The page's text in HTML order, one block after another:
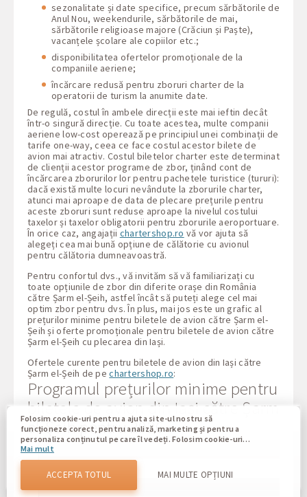
sezonalitate și date specifice, precum sărbătorile de
Anul Nou, weekendurile, sărbătorile de mai,
sărbătorile religioase majore (Crăciun și Paște),
vacanțele școlare ale copiilor etc.;
disponibilitatea ofertelor promoționale de la
companiile aeriene;
încărcare redusă pentru zboruri charter de la
operatorii de turism la anumite date.
De regulă, costul în ambele direcții este mai ieftin decât
într-o singură direcție. Cu toate acestea, multe companii
aeriene low-cost operează pe principiul unei combinații de
tarife one-way, ceea ce face costul acestor bilete de
avion mai atractiv. Costul biletelor charter este determinat
de clienții acestor programe de zbor, ținând cont de
încărcarea zborurilor lor pentru pachetele turistice (tururi):
dacă există multe locuri nevândute la zborurile charter,
atunci mai aproape de data de plecare prețurile pentru
aceste zboruri sunt reduse aproape la nivelul costului
taxelor și taxelor obligatorii pentru zborurile aeroportuare.
În orice caz, angajații chartershop.ro vă vor ajuta să
alegeți cea mai bună opțiune de călătorie cu avionul
pentru călătoria dumneavoastră.
Pentru confortul dvs., vă invităm să vă familiarizați cu
toate opțiunile de zbor din diferite orașe din România
către Șarm el-Șeih, astfel încât să puteți alege cel mai
optim zbor pentru dvs. În plus, mai jos este un grafic al
prețurilor minime pentru biletele de avion către Șarm el-
Șeih și oferte promoționale pentru biletele de avion către
Șarm el-Șeih cu plecarea din Iași.
Ofertele curente pentru biletele de avion din Iași către
Șarm el-Șeih de pechartershop.ro:
Programul prețurilor minime pentru
biletele de avion din Iași către Șarm
el-Șeih pentru 2026
Folosim cookie-uri pentru a ajuta site-ul nostru să
funcționeze corect, pentru analiză, marketing și pentru a
personaliza conținutul pe care îl vedeți. Folosim cookie-uri
pentru a vă deosebi de alți utilizatori ai site-ului nostru.
Înțelegerea modului în care utilizați site-ul nostru ne ajută
să vă oferim cea mai bună experiență posibilă și să facem
modificări pentru a îmbunătăți site-ul nostru în viitor. Prin
confirmare, sunteți de acord cu utilizarea tuturor acestor
Mai mult
ACCEPTA TOTUL MAI MULTE OPȚIUNI